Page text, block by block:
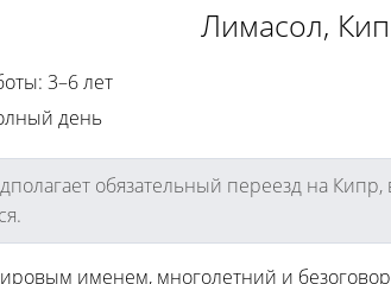
Лимасол,
3–6 лет
день
обязательный переезд на
именем, многолетний и